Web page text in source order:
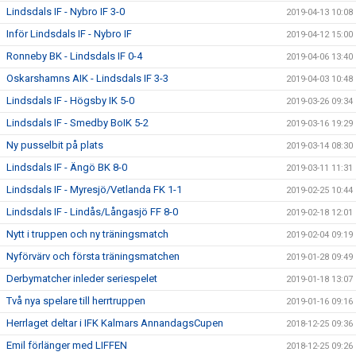
Lindsdals IF - Nybro IF 3-0 2019-04-13 10:08
Inför Lindsdals IF - Nybro IF 2019-04-12 15:00
Ronneby BK - Lindsdals IF 0-4 2019-04-06 13:40
Oskarshamns AIK - Lindsdals IF 3-3 2019-04-03 10:48
Lindsdals IF - Högsby IK 5-0 2019-03-26 09:34
Lindsdals IF - Smedby BoIK 5-2 2019-03-16 19:29
Ny pusselbit på plats 2019-03-14 08:30
Lindsdals IF - Ängö BK 8-0 2019-03-11 11:31
Lindsdals IF - Myresjö/Vetlanda FK 1-1 2019-02-25 10:44
Lindsdals IF - Lindås/Långasjö FF 8-0 2019-02-18 12:01
Nytt i truppen och ny träningsmatch 2019-02-04 09:19
Nyförvärv och första träningsmatchen 2019-01-28 09:49
Derbymatcher inleder seriespelet 2019-01-18 13:07
Två nya spelare till herrtruppen 2019-01-16 09:16
Herrlaget deltar i IFK Kalmars AnnandagsCupen 2018-12-25 09:36
Emil förlänger med LIFFEN 2018-12-25 09:26